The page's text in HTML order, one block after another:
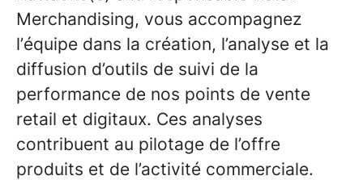
Merchandising, vous accompagnez
l’équipe dans la création, l’analyse et la
diffusion d’outils de suivi de la
performance de nos points de vente
retail et digitaux. Ces analyses
contribuent au pilotage de l’offre
produits et de l’activité commerciale.